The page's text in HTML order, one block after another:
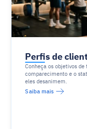
Perfis de
Conheça os objetivos
comparecimento e o
eles desanimem.
Saiba mais